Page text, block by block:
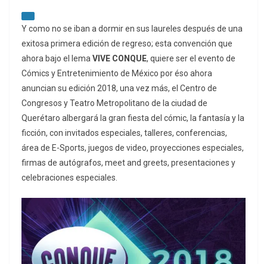
Y como no se iban a dormir en sus laureles después de una
exitosa primera edición de regreso; esta convención que
ahora bajo el lema VIVE CONQUE, quiere ser el evento de
Cómics y Entretenimiento de México por éso ahora
anuncian su edición 2018, una vez más, el Centro de
Congresos y Teatro Metropolitano de la ciudad de
Querétaro albergará la gran fiesta del cómic, la fantasía y la
ficción, con invitados especiales, talleres, conferencias,
área de E-Sports, juegos de video, proyecciones especiales,
firmas de autógrafos, meet and greets, presentaciones y
celebraciones especiales.